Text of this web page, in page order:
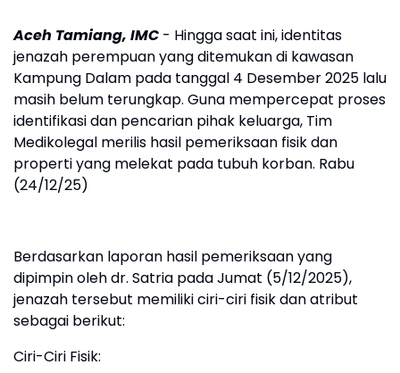
Aceh Tamiang, IMC - Hingga saat ini, identitas
jenazah perempuan yang ditemukan di kawasan
Kampung Dalam pada tanggal 4 Desember 2025 lalu
masih belum terungkap. Guna mempercepat proses
identifikasi dan pencarian pihak keluarga, Tim
Medikolegal merilis hasil pemeriksaan fisik dan
properti yang melekat pada tubuh korban. Rabu
(24/12/25)
Berdasarkan laporan hasil pemeriksaan yang
dipimpin oleh dr. Satria pada Jumat (5/12/2025),
jenazah tersebut memiliki ciri-ciri fisik dan atribut
sebagai berikut:
​Ciri-Ciri Fisik: